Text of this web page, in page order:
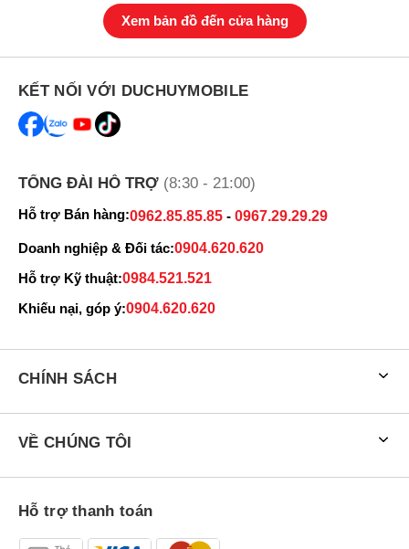
Xem bản đồ đến cửa hàng
KẾT NỐI VỚI DUCHUYMOBILE
TỔNG ĐÀI HỖ TRỢ (8:30 - 21:00)
Hỗ trợ Bán hàng:0962.85.85.85 - 0967.29.29.29
Doanh nghiệp & Đối tác:0904.620.620
Hỗ trợ Kỹ thuật:0984.521.521
Khiếu nại, góp ý:0904.620.620
CHÍNH SÁCH
VỀ CHÚNG TÔI
Hỗ trợ thanh toán